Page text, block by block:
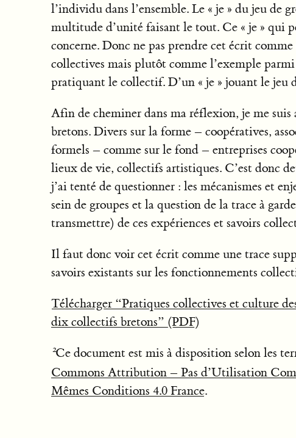
l’individu dans l’ensemble. Le « je » du jeu de
multitude d’unité faisant le tout. Ce « je » qui
concerne. Donc ne pas prendre cet écrit
collectives mais plutôt comme l’exemple
pratiquant le collectif. D’un « je » jouant le jeu
Afin de cheminer dans ma réflexion, je me
bretons. Divers sur la forme – coopératives,
formels – comme sur le fond – entreprises
lieux de vie, collectifs artistiques. C’est donc
j’ai tenté de questionner : les mécanismes et
sein de groupes et la question de la trace à
transmettre) de ces expériences et savoirs
Il faut donc voir cet écrit comme une trace
savoirs existants sur les fonctionnements
Télécharger “Pratiques collectives et culture
dix collectifs bretons” (PDF)
Ce document est mis à disposition selon les
Commons Attribution – Pas d’Utilisation
Mêmes Conditions 4.0 France.